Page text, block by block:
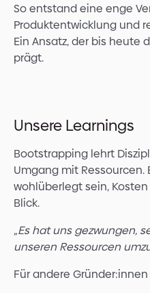
So entstand eine enge
Produktentwicklung und
Ein Ansatz, der bis heute
prägt.
Unsere Learnings
Bootstrapping lehrt
Umgang mit
wohlüberlegt sein,
Blick.
„Es hat uns gezwungen,
unseren Ressourcen
Für andere